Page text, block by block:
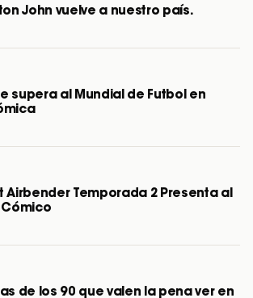
John vuelve a nuestro país.
supera al Mundial de Futbol en
Airbender Temporada 2 Presenta al
Cómico
de los 90 que valen la pena ver en